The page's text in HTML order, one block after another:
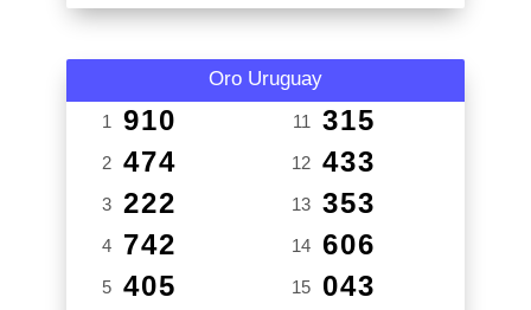
Oro Uruguay
1 910
2 474
3 222
4 742
5 405
11 315
12 433
13 353
14 606
15 043